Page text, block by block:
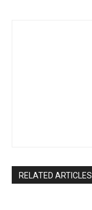
RELATED ARTICLES